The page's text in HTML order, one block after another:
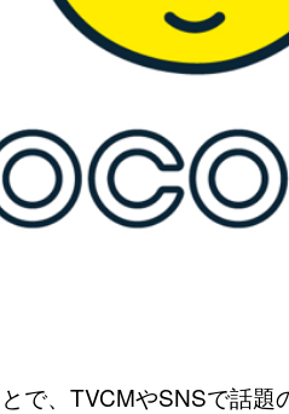
で、TVCMやSNSで話